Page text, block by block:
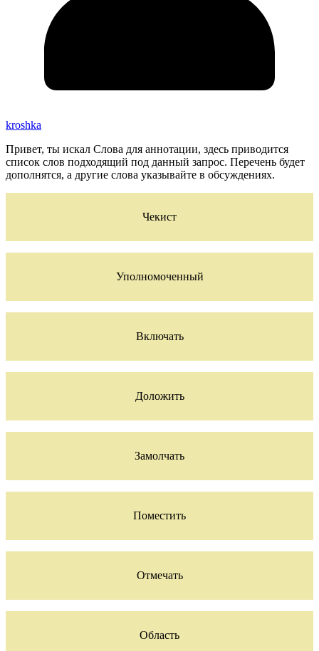
kroshka
Привет, ты искал Слова для аннотации, здесь приводится
список слов подходящий под данный запрос. Перечень будет
дополнятся, а другие слова указывайте в обсуждениях.
Чекист
Уполномоченный
Включать
Доложить
Замолчать
Поместить
Отмечать
Область